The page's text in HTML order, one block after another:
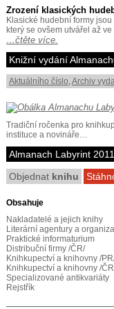
Zrození klasických
Klasické hudební formy
který se ovšem utvářel až
…čtěte více.
Knižní vydání
Aktuálního číslo,Archiv
Tradiční ročenka pro
instituce a novináře…
Almanach Labyrint 2011
Objednat knihu
Obsahuje
Nakladatelé a jejich knihy
Literární agentury a
Praktické informaturium
Distribuční firmy /ČR/
Knihkupectví a knihovny /
Knihkupectví a knihovny /
Specializované antikvariáty
Rejstřík